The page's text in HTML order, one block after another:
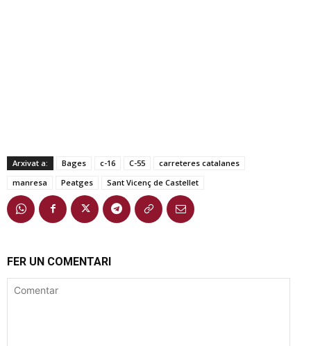
Arxivat a: Bages c-16 C-55
carreteres catalanes
manresa
Peatges Sant Vicenç de Castellet
FER UN COMENTARI